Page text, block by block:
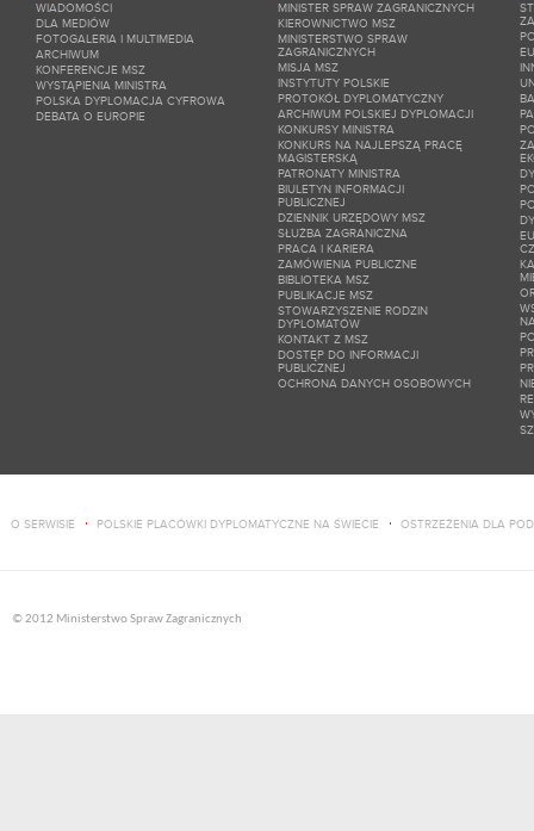
WIADOMOŚCI
DLA MEDIÓW
FOTOGALERIA I MULTIMEDIA
ARCHIWUM
KONFERENCJE MSZ
WYSTĄPIENIA MINISTRA
POLSKA DYPLOMACJA CYFROWA
DEBATA O EUROPIE
MINISTER SPRAW ZAGRANICZNYCH
KIEROWNICTWO MSZ
MINISTERSTWO SPRAW
ZAGRANICZNYCH
MISJA MSZ
INSTYTUTY POLSKIE
PROTOKÓŁ DYPLOMATYCZNY
ARCHIWUM POLSKIEJ DYPLOMACJI
KONKURSY MINISTRA
KONKURS NA NAJLEPSZĄ PRACĘ
MAGISTERSKĄ
PATRONATY MINISTRA
BIULETYN INFORMACJI
PUBLICZNEJ
DZIENNIK URZĘDOWY MSZ
SŁUŻBA ZAGRANICZNA
PRACA I KARIERA
ZAMÓWIENIA PUBLICZNE
BIBLIOTEKA MSZ
PUBLIKACJE MSZ
STOWARZYSZENIE RODZIN
DYPLOMATÓW
KONTAKT Z MSZ
DOSTĘP DO INFORMACJI
PUBLICZNEJ
OCHRONA DANYCH OSOBOWYCH
O SERWISIE POLSKIE PLACÓWKI DYPLOMATYCZNE NA ŚWIECIE OSTRZEŻENIA DLA
© 2012 Ministerstwo Spraw Zagranicznych